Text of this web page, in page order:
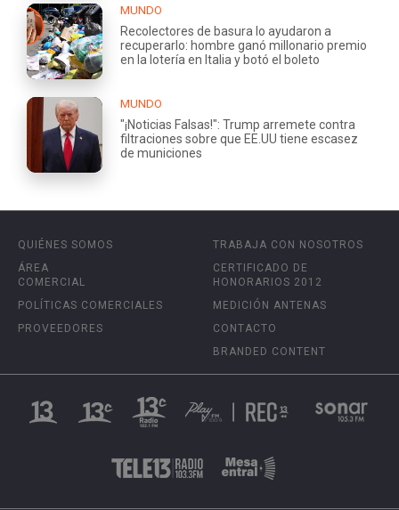
MUNDO
Recolectores de basura lo ayudaron a
recuperarlo: hombre ganó millonario premio
en la lotería en Italia y botó el boleto
MUNDO
"¡Noticias Falsas!": Trump arremete contra
filtraciones sobre que EE.UU tiene escasez
de municiones
QUIÉNES SOMOS
ÁREA
COMERCIAL
POLÍTICAS COMERCIALES
PROVEEDORES
TRABAJA CON NOSOTROS
CERTIFICADO DE
HONORARIOS 2012
MEDICIÓN ANTENAS
CONTACTO
BRANDED CONTENT